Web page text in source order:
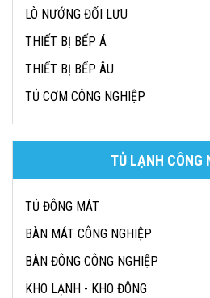
LÒ NƯỚNG ĐỐI LƯU
THIẾT BỊ BẾP Á
THIẾT BỊ BẾP ÂU
TỦ CƠM CÔNG NGHIỆP
TỦ LẠNH CÔNG
TỦ ĐÔNG MÁT
BÀN MÁT CÔNG NGHIỆP
BÀN ĐÔNG CÔNG NGHIỆP
KHO LẠNH - KHO ĐÔNG